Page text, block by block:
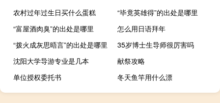
农村过年过生日买什么蛋糕
“毕竟英雄得”的出处是哪里
“富屋酒肉臭”的出处是哪里
怎么用日语拜年
“拨火成灰思晤言”的出处是哪里
35岁博士生导师很厉害吗
沈阳大学导游专业是几本
献祭攻略
单位授权委托书
冬天鱼竿用什么漂